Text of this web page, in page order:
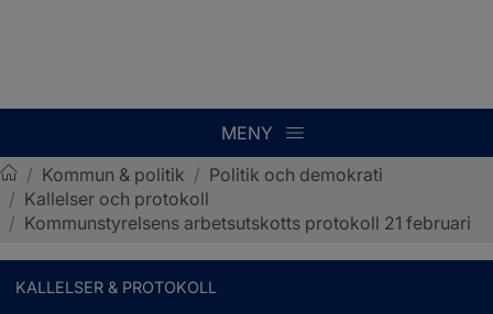
MENY
Sotenäs kommun
/ Kommun & politik / Politik och demokrati
/ Kallelser och protokoll
/ Kommunstyrelsens arbetsutskotts protokoll 21 februari
KALLELSER & PROTOKOLL